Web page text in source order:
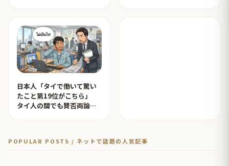
日本人「タイで働いて驚い
たこと第19位がこちら」
タイ人の間でも賛否両論
POPULAR POSTS / ネットで話題の人気記事